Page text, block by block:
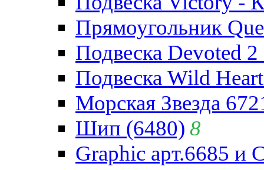
Прямоугольник
Подвеска Devoted
Подвеска Wild
Морская Звезда
Шип (6480) 8
Graphic арт.6685 и